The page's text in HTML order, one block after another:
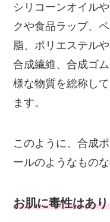
シリコーンオイル
クや食品ラップ、
脂、ポリエステル
合成繊維、合成ゴ
様な物質を総称し
ます。
このように、合成
ールのようなものな
お肌に毒性はあ